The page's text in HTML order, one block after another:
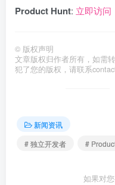
Product Hunt: 立即访问
© 版权声明
文章版权归作者所有，如需
犯了您的版权，请联系
新闻资讯
# 独立开发者
#
如果对